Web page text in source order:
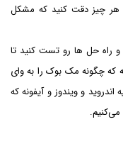
هر چیز دقت کنید که مشکل
و راه حل ها رو تست کنید تا
که چگونه مک بوک را به وای
و ویندوز و آیفونه که